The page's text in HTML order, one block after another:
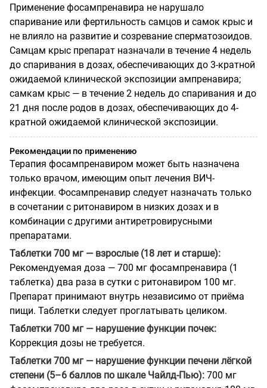
Применение фосампренавира не нарушало
спаривание или фертильность самцов и самок крыс и
не влияло на развитие и созревание сперматозоидов.
Самцам крыс препарат назначали в течение 4 недель
до спаривания в дозах, обеспечивающих до 3-кратной
ожидаемой клинической экспозиции ампренавира;
самкам крыс — в течение 2 недель до спаривания и до
21 дня после родов в дозах, обеспечивающих до 4-
кратной ожидаемой клинической экспозиции.
Рекомендации по применению
Терапия фосампренавиром может быть назначена
только врачом, имеющим опыт лечения ВИЧ-
инфекции. Фосампренавир следует назначать только
в сочетании с ритонавиром в низких дозах и в
комбинации с другими антиретровирусными
препаратами.
Таблетки 700 мг — взрослые (18 лет и старше):
Рекомендуемая доза — 700 мг фосампренавира (1
таблетка) два раза в сутки с ритонавиром 100 мг.
Препарат принимают внутрь независимо от приёма
пищи. Таблетки следует проглатывать целиком.
Таблетки 700 мг — нарушение функции почек:
Коррекция дозы не требуется.
Таблетки 700 мг — нарушение функции печени лёгкой
степени (5–6 баллов по шкале Чайлд-Пью): 700 мг